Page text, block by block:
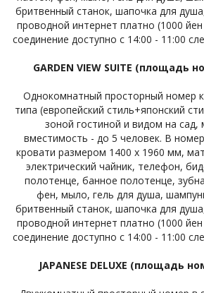
бритвенный станок, шапочка для
проводной интернет платно (1000
соединение доступно с 14:00 - 11:00
GARDEN VIEW SUITE (площадь
Однокомнатный просторный номер
типа (европейский стиль+японский
зоной гостиной и видом на сад,
вместимость - до 5 человек. В
кровати размером 1400 х 1960 мм,
электрический чайник, телефон,
полотенце, банное полотенце,
фен, мыло, гель для душа,
бритвенный станок, шапочка для
проводной интернет платно (1000
соединение доступно с 14:00 - 11:00
JAPANESE DELUXE (площадь